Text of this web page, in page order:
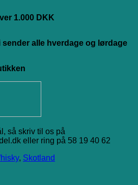
1.000 DKK
sender alle hverdage og lørdage
så skriv til os på
eller ring på 58 19 40 62
, Skotland